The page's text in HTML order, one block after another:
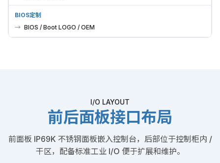
BIOS定制
BIOS / Boot LOGO / OEM
I/O LAYOUT
前后面板接口布局
前面板 IP69K 不锈钢面板嵌入控制台，后部位于控制柜内 /
干区，配备标准工业 I/O 便于扩展和维护。